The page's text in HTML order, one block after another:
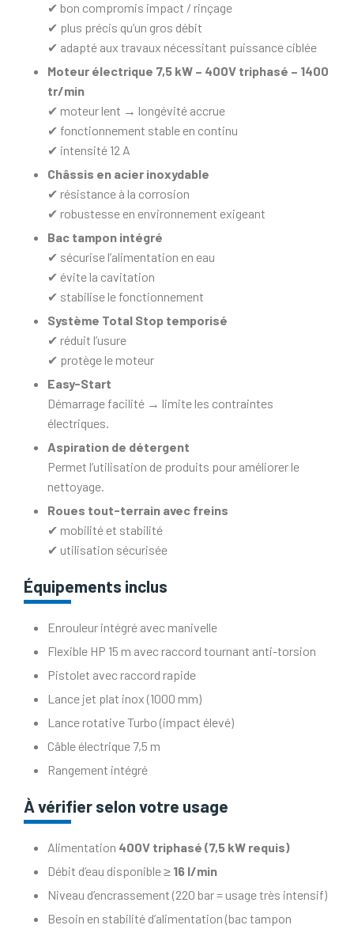
✔ bon compromis impact / rinçage
✔ plus précis qu’un gros débit
✔ adapté aux travaux nécessitant puissance ciblée
Moteur électrique 7,5 kW – 400V triphasé – 1400
tr/min
✔ moteur lent → longévité accrue
✔ fonctionnement stable en continu
✔ intensité 12 A
Châssis en acier inoxydable
✔ résistance à la corrosion
✔ robustesse en environnement exigeant
Bac tampon intégré
✔ sécurise l’alimentation en eau
✔ évite la cavitation
✔ stabilise le fonctionnement
Système Total Stop temporisé
✔ réduit l’usure
✔ protège le moteur
Easy-Start
Démarrage facilité → limite les contraintes
électriques.
Aspiration de détergent
Permet l’utilisation de produits pour améliorer le
nettoyage.
Roues tout-terrain avec freins
✔ mobilité et stabilité
✔ utilisation sécurisée
Équipements inclus
Enrouleur intégré avec manivelle
Flexible HP 15 m avec raccord tournant anti-torsion
Pistolet avec raccord rapide
Lance jet plat inox (1000 mm)
Lance rotative Turbo (impact élevé)
Câble électrique 7,5 m
Rangement intégré
À vérifier selon votre usage
Alimentation 400V triphasé (7,5 kW requis)
Débit d’eau disponible ≥ 16 l/min
Niveau d’encrassement (220 bar = usage très intensif)
Besoin en stabilité d’alimentation (bac tampon